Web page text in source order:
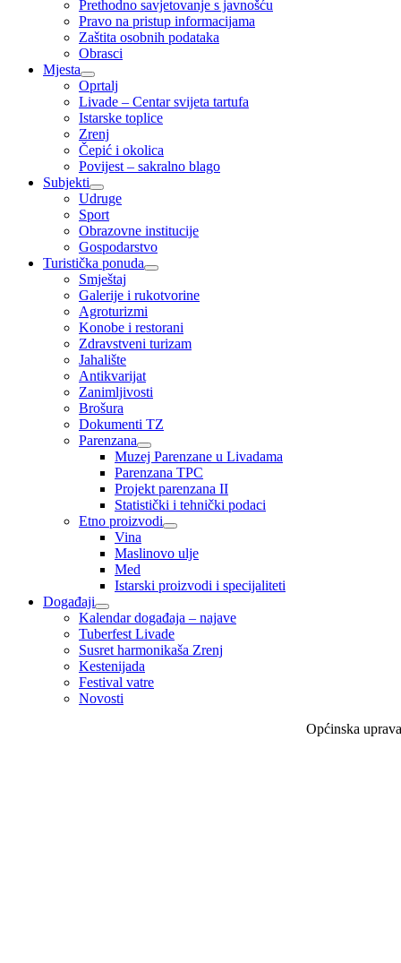
Prethodno savjetovanje s javnošću
Pravo na pristup informacijama
Zaštita osobnih podataka
Obrasci
Mjesta
Oprtalj
Livade – Centar svijeta tartufa
Istarske toplice
Zrenj
Čepić i okolica
Povijest – sakralno blago
Subjekti
Udruge
Sport
Obrazovne institucije
Gospodarstvo
Turistička ponuda
Smještaj
Galerije i rukotvorine
Agroturizmi
Konobe i restorani
Zdravstveni turizam
Jahalište
Antikvarijat
Zanimljivosti
Brošura
Dokumenti TZ
Parenzana
Muzej Parenzane u Livadama
Parenzana TPC
Projekt parenzana II
Statistički i tehnički podaci
Etno proizvodi
Vina
Maslinovo ulje
Med
Istarski proizvodi i specijaliteti
Događaji
Kalendar događaja – najave
Tuberfest Livade
Susret harmonikaša Zrenj
Kestenijada
Festival vatre
Novosti
Općinska uprava